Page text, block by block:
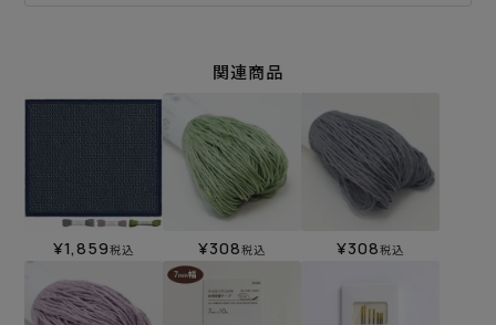
関連商品
¥1,859税込 ¥308税込 ¥308税込